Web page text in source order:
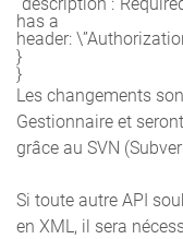
has a
header:
}
}
Les changements
Gestionnaire et
grâce au SVN
Si toute autre API
en XML, il sera